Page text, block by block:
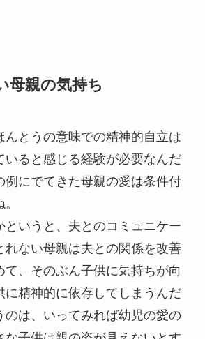
母親の気持ち
とうの意味での精神的自立は
いると感じる経験が必要なんだ
例にでてきた母親の愛は条件付
いうと、夫とのコミュニケー
れない母親は夫との関係を改善
て、そのぶん子供に気持ちが向
に精神的に依存してしまうんだ
のは、いってみれば幼児の愛の